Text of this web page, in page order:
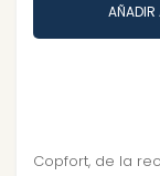
AÑADIR
Copfort, de la